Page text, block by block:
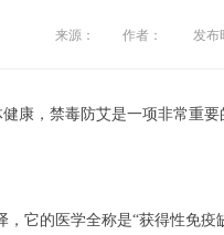
来源： 作者： 发布
，禁毒防艾是一项非常重要
的医学全称是“获得性免疫缺